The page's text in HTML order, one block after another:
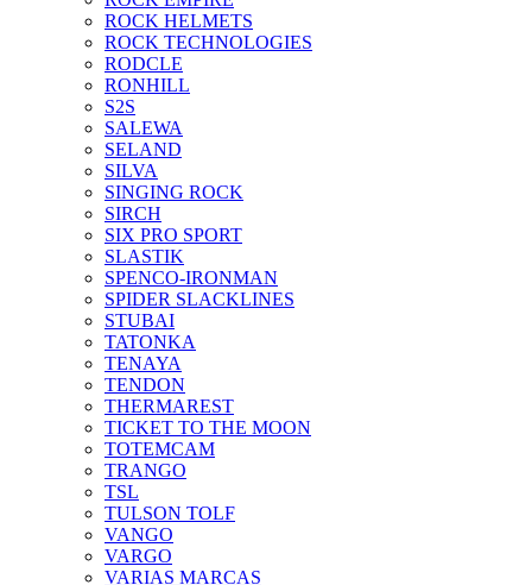
ROCK HELMETS
ROCK TECHNOLOGIES
RODCLE
RONHILL
S2S
SALEWA
SELAND
SILVA
SINGING ROCK
SIRCH
SIX PRO SPORT
SLASTIK
SPENCO-IRONMAN
SPIDER SLACKLINES
STUBAI
TATONKA
TENAYA
TENDON
THERMAREST
TICKET TO THE MOON
TOTEMCAM
TRANGO
TSL
TULSON TOLF
VANGO
VARGO
VARIAS MARCAS